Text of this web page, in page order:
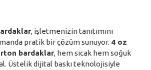
, işletmenizin tanıtımını
pratik bir çözüm sunuyor. 4 oz
bardaklar, hem sıcak hem soğuk
Üstelik dijital baskı teknolojisiyle